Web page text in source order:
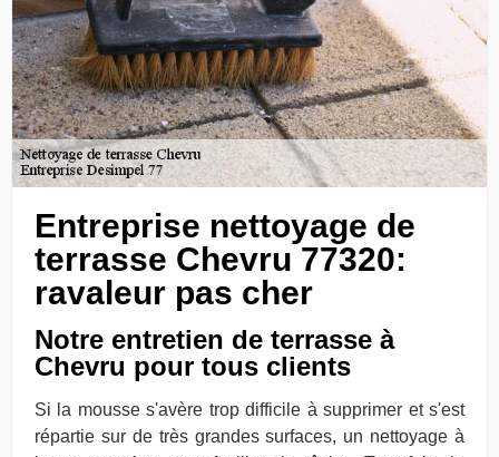
Entreprise nettoyage de
terrasse Chevru 77320:
ravaleur pas cher
Notre entretien de terrasse à
Chevru pour tous clients
Si la mousse s'avère trop difficile à supprimer et s'est
répartie sur de très grandes surfaces, un nettoyage à